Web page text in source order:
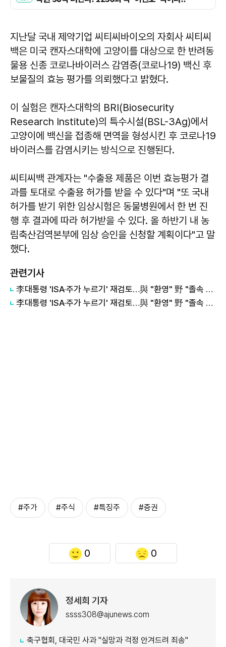
지난달 국내 제약기업 씨티씨바이오의 자회사 씨티씨
백은 미국 캔자스대학에 고양이를 대상으로 한 반려동
물용 신종 코로나바이러스 감염증(코로나19) 백신 후
보물질의 효능 평가를 의뢰했다고 밝혔다.
이 실험은 캔자스대학의 BRI(Biosecurity
Research Institute)의 특수시설(BSL-3Ag)에서
고양이에 백신을 접종해 면역을 형성시킨 후 코로나19
바이러스를 감염시키는 방식으로 진행된다.
씨티씨백 관계자는 "수출용 제품은 이번 효능평가 결
과를 토대로 수출용 허가를 받을 수 있다"며 "또 국내
허가를 받기 위한 임상시험은 동물병원에서 한 번 진
행 후 결과에 따라 허가받을 수 있다. 올 하반기 내 농
림축산검역본부에 임상 승인을 신청할 계획이다"고 말
했다.
관련기사
李대통령 'ISA·주가 누르기' 재검토…與 "환영" 野 "졸속 국정" 外
李대통령 'ISA·주가 누르기' 재검토…與 "환영" 野 "졸속 국정"
#주가 #주식 #특징주 #증권
0 0
정세희 기자
ssss308@ajunews.com
축구협회, 대국민 사과 "실망과 걱정 안겨드려 죄송"